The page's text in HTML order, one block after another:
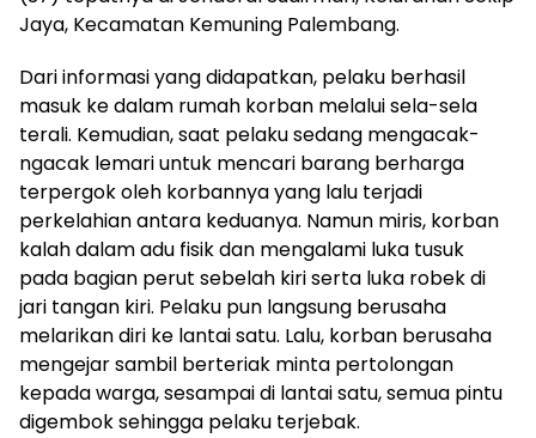
Jaya, Kecamatan Kemuning Palembang.
Dari informasi yang didapatkan, pelaku berhasil
masuk ke dalam rumah korban melalui sela-sela
terali. Kemudian, saat pelaku sedang mengacak-
ngacak lemari untuk mencari barang berharga
terpergok oleh korbannya yang lalu terjadi
perkelahian antara keduanya. Namun miris, korban
kalah dalam adu fisik dan mengalami luka tusuk
pada bagian perut sebelah kiri serta luka robek di
jari tangan kiri. Pelaku pun langsung berusaha
melarikan diri ke lantai satu. Lalu, korban berusaha
mengejar sambil berteriak minta pertolongan
kepada warga, sesampai di lantai satu, semua pintu
digembok sehingga pelaku terjebak.